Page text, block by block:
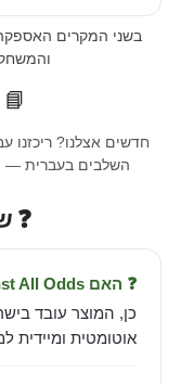
בשני המקרים
חדשים אצלנו? ריכזנו
השלבים בעברית
❓
❓ האם Crypto: Against All Odds עובד בישראל?
כן, המוצר עובד
אוטומטית ומיידית